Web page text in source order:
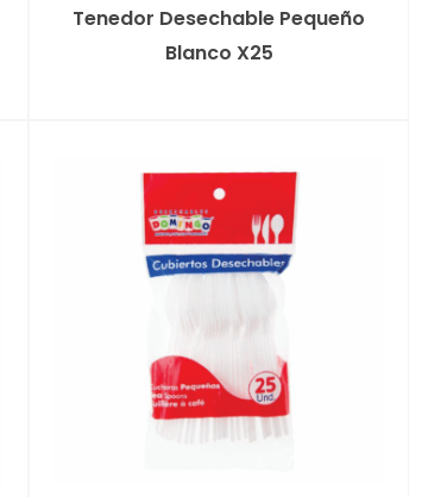
Tenedor Desechable Pequeño
Blanco X25